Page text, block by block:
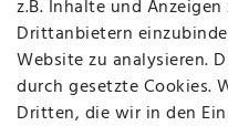
z.B. Inhalte und
Drittanbietern
Website zu analysieren.
durch gesetzte Cookies.
Dritten, die wir in den
plentymarkets